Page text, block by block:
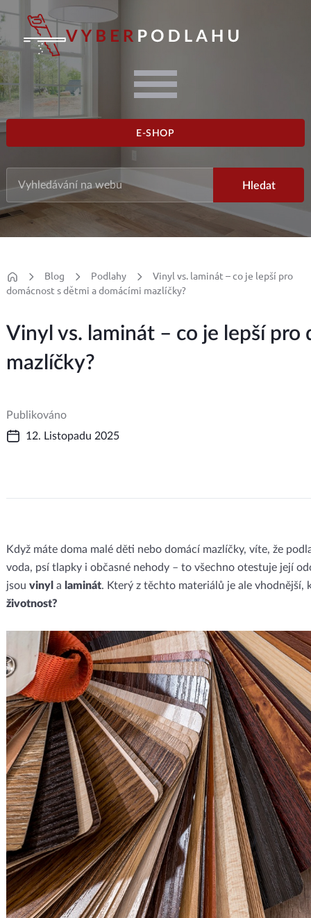
E-SHOP
Blog Podlahy
Vinyl vs. laminát – co je lepší pro
domácnost s dětmi a domácími mazlíčky?
Vinyl vs. laminát – co je lepší
mazlíčky?
Publikováno
12. Listopadu 2025
Když máte doma malé děti nebo domácí mazlíčky, víte, že
voda, psí tlapky i občasné nehody – to všechno otestuje její
jsou vinyl a laminát. Který z těchto materiálů je ale
životnost?